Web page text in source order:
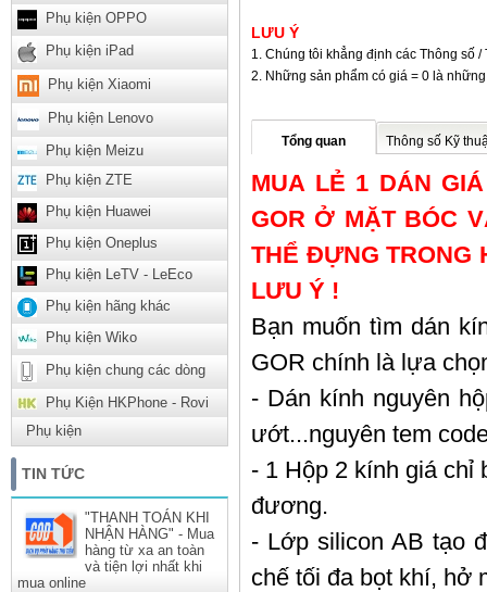
Phụ kiện OPPO
Phụ kiện iPad
Phụ kiện Xiaomi
Phụ kiện Lenovo
Phụ kiện Meizu
Phụ kiện ZTE
Phụ kiện Huawei
Phụ kiện Oneplus
Phụ kiện LeTV - LeEco
Phụ kiện hãng khác
Phụ kiện Wiko
Phụ kiện chung các dòng
Phụ Kiện HKPhone - Rovi
Phụ kiện
TIN TỨC
"THANH TOÁN KHI
NHẬN HÀNG" - Mua
hàng từ xa an toàn
và tiện lợi nhất khi
mua online
LƯU Ý
Chúng tôi khẳng định các Thông số
Những sản phẩm có giá = 0 là
Tổng quan Thông số Kỹ
MUA LẺ 1 DÁN
GOR Ở MẶT BÓC
THỂ ĐỰNG TRONG
LƯU Ý !
Bạn muốn tìm dán
GOR chính là lựa
- Dán kính nguyên
ướt...nguyên tem
- 1 Hộp 2 kính giá
đương.
- Lớp silicon AB tạo
chế tối đa bọt khí, hở